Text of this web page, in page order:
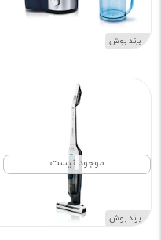
برند بوش
موجود نیست
برند بوش